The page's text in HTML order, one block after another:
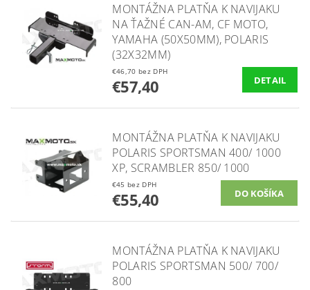
MONTÁŽNA PLATŇA K NAVIJAKU
NA ŤAŽNÉ CAN-AM, CF MOTO,
YAMAHA (50X50MM), POLARIS
(32X32MM)
€46,70 bez DPH
€57,40 DETAIL
MONTÁŽNA PLATŇA K NAVIJAKU
POLARIS SPORTSMAN 400/ 1000
XP, SCRAMBLER 850/ 1000
€45 bez DPH
€55,40
MONTÁŽNA PLATŇA K NAVIJAKU
POLARIS SPORTSMAN 500/ 700/
800